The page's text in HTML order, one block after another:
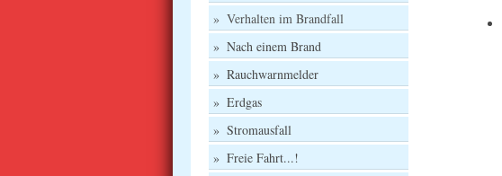
Verhalten im Brandfall
Nach einem Brand
Rauchwarnmelder
Erdgas
Stromausfall
Freie Fahrt...!